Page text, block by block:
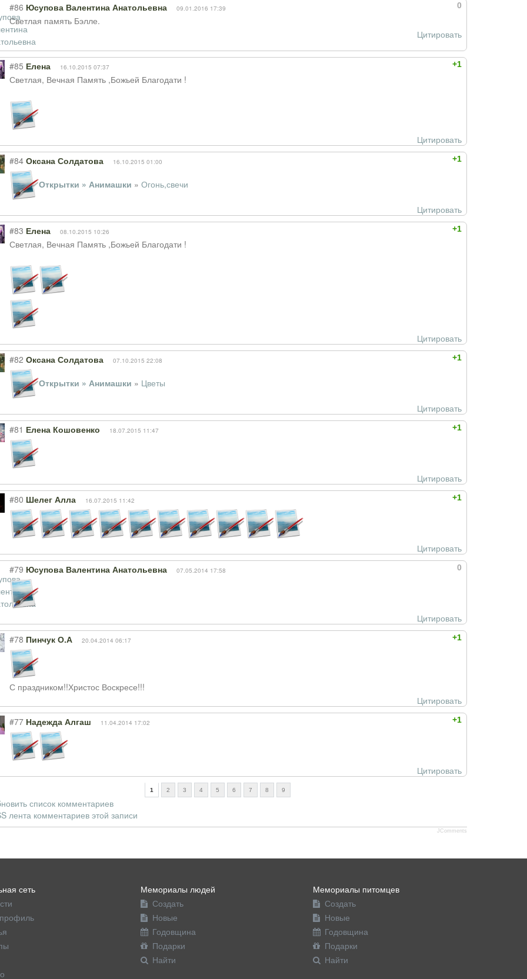
0
#86 Юсупова Валентина Анатольевна 09.01.2016 17:39
Светлая память Бэлле.
Цитировать
+1
#85 Елена 16.10.2015 07:37
Светлая, Вечная Память ,Божьей Благодати !
Цитировать
+1
#84 Оксана Солдатова 16.10.2015 01:00
Открытки » Анимашки » Огонь,свечи
Цитировать
+1
#83 Елена 08.10.2015 10:26
Светлая, Вечная Память ,Божьей Благодати !
Цитировать
+1
#82 Оксана Солдатова 07.10.2015 22:08
Открытки » Анимашки » Цветы
Цитировать
+1
#81 Елена Кошовенко 18.07.2015 11:47
Цитировать
+1
#80 Шелег Алла 16.07.2015 11:42
Цитировать
0
#79 Юсупова Валентина Анатольевна 07.05.2014 17:58
Цитировать
+1
#78 Пинчук О.А 20.04.2014 06:17
С праздником!!Христос Воскресе!!!
Цитировать
+1
#77 Надежда Алгаш 11.04.2014 17:02
Цитировать
1 2 3 4 5 6 7 8 9
список комментариев
лента комментариев этой записи
JComments
сеть
Мемориалы людей
Создать
Новые
Годовщина
Подарки
Найти
Мемориалы питомцев
Создать
Новые
Годовщина
Подарки
Найти